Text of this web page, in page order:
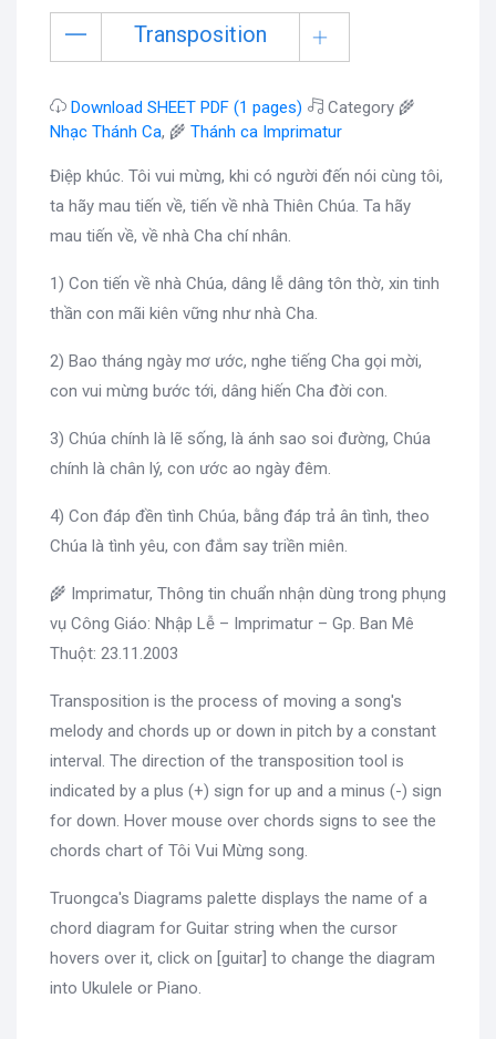
Transposition
Download SHEET PDF (1 pages)
Category 🌾
Nhạc Thánh Ca, 🌾 Thánh ca Imprimatur
Điệp khúc. Tôi vui mừng, khi có người đến nói cùng tôi,
ta hãy mau tiến về, tiến về nhà Thiên Chúa. Ta hãy
mau tiến về, về nhà Cha chí nhân.
1) Con tiến về nhà Chúa, dâng lễ dâng tôn thờ, xin tinh
thần con mãi kiên vững như nhà Cha.
2) Bao tháng ngày mơ ước, nghe tiếng Cha gọi mời,
con vui mừng bước tới, dâng hiến Cha đời con.
3) Chúa chính là lẽ sống, là ánh sao soi đường, Chúa
chính là chân lý, con ước ao ngày đêm.
4) Con đáp đền tình Chúa, bằng đáp trả ân tình, theo
Chúa là tình yêu, con đắm say triền miên.
🌾 Imprimatur, Thông tin chuẩn nhận dùng trong phụng
vụ Công Giáo: Nhập Lễ – Imprimatur – Gp. Ban Mê
Thuột: 23.11.2003
Transposition is the process of moving a song's
melody and chords up or down in pitch by a constant
interval. The direction of the transposition tool is
indicated by a plus (+) sign for up and a minus (-) sign
for down. Hover mouse over chords signs to see the
chords chart of Tôi Vui Mừng song.
Truongca's Diagrams palette displays the name of a
chord diagram for Guitar string when the cursor
hovers over it, click on [guitar] to change the diagram
into Ukulele or Piano.